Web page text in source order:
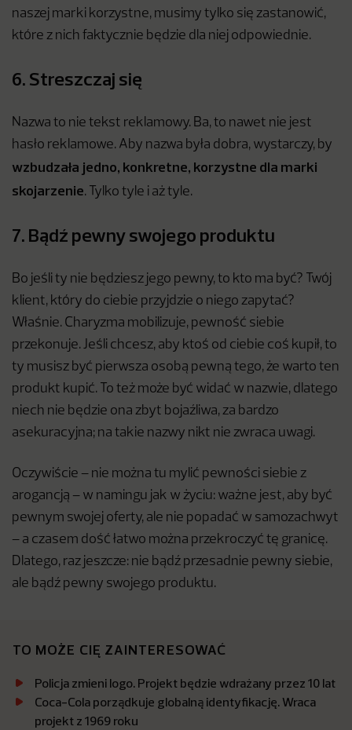
naszej marki korzystne, musimy tylko się zastanowić,
które z nich faktycznie będzie dla niej odpowiednie.
6. Streszczaj się
Nazwa to nie tekst reklamowy. Ba, to nawet nie jest
hasło reklamowe. Aby nazwa była dobra, wystarczy, by
wzbudzała jedno, konkretne, korzystne dla marki
skojarzenie. Tylko tyle i aż tyle.
7. Bądź pewny swojego produktu
Bo jeśli ty nie będziesz jego pewny, to kto ma być? Twój
klient, który do ciebie przyjdzie o niego zapytać?
Właśnie. Charyzma mobilizuje, pewność siebie
przekonuje. Jeśli chcesz, aby ktoś od ciebie coś kupił, to
ty musisz być pierwsza osobą pewną tego, że warto ten
produkt kupić. To też może być widać w nazwie, dlatego
niech nie będzie ona zbyt bojaźliwa, za bardzo
asekuracyjna; na takie nazwy nikt nie zwraca uwagi.
Oczywiście – nie można tu mylić pewności siebie z
arogancją – w namingu jak w życiu: ważne jest, aby być
pewnym swojej oferty, ale nie popadać w samozachwyt
– a czasem dość łatwo można przekroczyć tę granicę.
Dlatego, raz jeszcze: nie bądź przesadnie pewny siebie,
ale bądź pewny swojego produktu.
TO MOŻE CIĘ ZAINTERESOWAĆ
Policja zmieni logo. Projekt będzie wdrażany przez 10 lat
Coca-Cola porządkuje globalną identyfikację. Wraca
projekt z 1969 roku